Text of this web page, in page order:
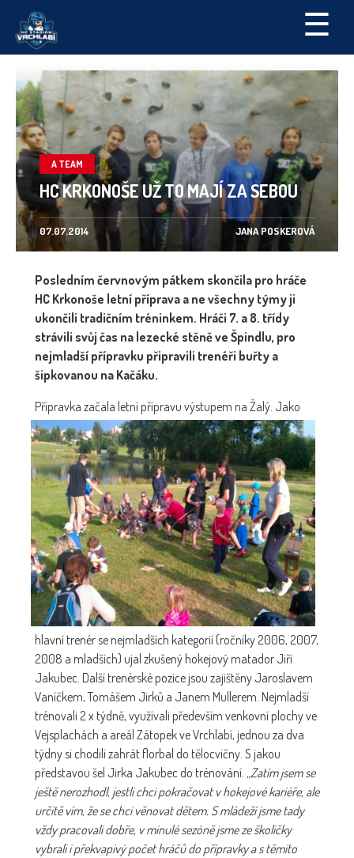
☰
A TEAM
HC KRKONOŠE UŽ TO MAJÍ ZA SEBOU
07.07.2014 JANA POSKEROVÁ
Posledním červnovým pátkem skončila pro hráče
HC Krkonoše letní příprava a ne všechny týmy ji
ukončili tradičním tréninkem. Hráči 7. a 8. třídy
strávili svůj čas na lezecké stěně ve Špindlu, pro
nejmladší přípravku připravili trenéři buřty a
šipkovanou na Kačáku.
Přípravka začala letní přípravu výstupem na Žalý. Jako
hlavní trenér se nejmladších kategorií (ročníky 2006, 2007,
2008 a mladších) ujal zkušený hokejový matador Jiří
Jakubec. Další trenérské pozice jsou zajištěny Jaroslavem
Vaníčkem, Tomášem Jirků a Janem Mullerem. Nejmladší
trénovali 2 x týdně, využívali především venkovní plochy ve
Vejsplachách a areál Zátopek ve Vrchlabí, jednou za dva
týdny si chodili zahrát florbal do tělocvičny. S jakou
představou šel Jirka Jakubec do trénování. „Zatím jsem se
ještě nerozhodl, jestli chci pokračovat v hokejové kariéře, ale
určitě vím, že se chci věnovat dětem. S mládeží jsme tady
vždy pracovali dobře, v minulé sezóně jsme ze školičky
vybrali i překvapivý počet hráčů do přípravky a s těmito